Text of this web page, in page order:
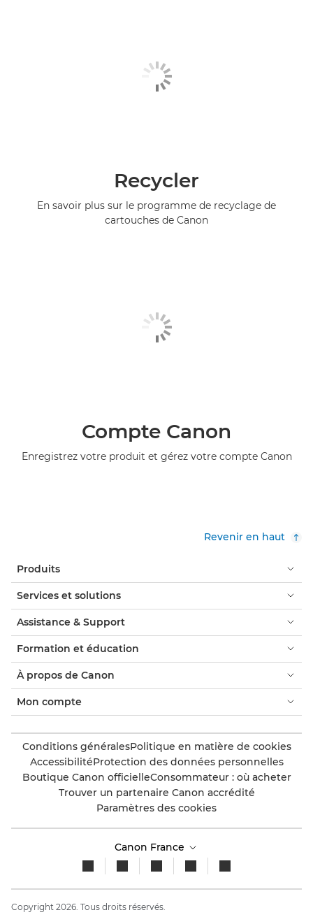
Recycler
En savoir plus sur le programme de recyclage de
cartouches de Canon
Compte Canon
Enregistrez votre produit et gérez votre compte Canon
Revenir en haut
Produits
Services et solutions
Assistance & Support
Formation et éducation
À propos de Canon
Mon compte
Conditions généralesPolitique en matière de cookies
AccessibilitéProtection des données personnelles
Boutique Canon officielleConsommateur : où acheter
Trouver un partenaire Canon accrédité
Paramètres des cookies
Canon France
Copyright 2026. Tous droits réservés.